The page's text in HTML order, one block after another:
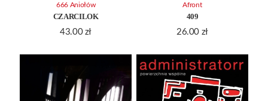
CZARCILOK
43.00 zł
666 Aniołów
409
26.00 zł
Afront